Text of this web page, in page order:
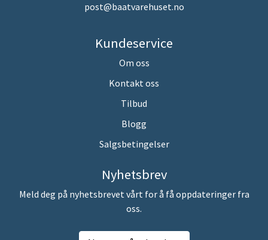
post@baatvarehuset.no
Kundeservice
Om oss
Kontakt oss
Tilbud
Blogg
Salgsbetingelser
Nyhetsbrev
Meld deg på nyhetsbrevet vårt for å få oppdateringer fra
oss.